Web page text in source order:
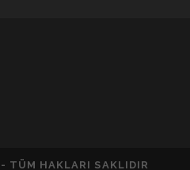
TÜM HAKLARI SAKLIDIR